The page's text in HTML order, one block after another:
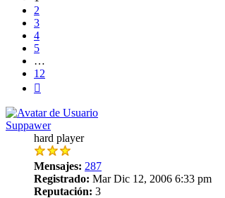
2
3
4
5
…
12
Suppawer
hard player
Mensajes: 287
Registrado: Mar Dic 12, 2006 6:33 pm
Reputación: 3